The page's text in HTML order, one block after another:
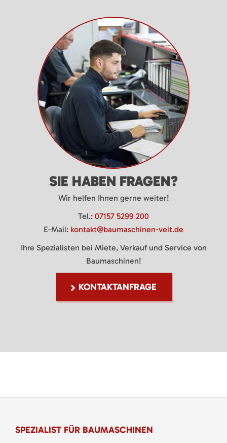
SIE HABEN FRAGEN?
Wir helfen Ihnen gerne weiter!
Tel.: 07157 5299 200
E-Mail: kontakt@baumaschinen-veit.de
Ihre Spezialisten bei Miete, Verkauf und Service von
Baumaschinen!
KONTAKTANFRAGE
SPEZIALIST FÜR BAUMASCHINEN